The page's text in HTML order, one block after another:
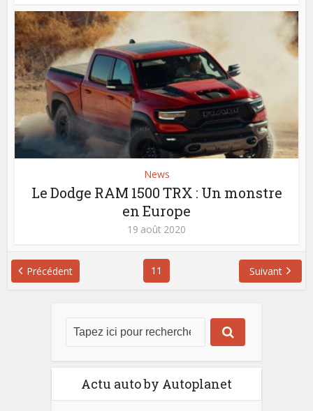
News
Le Dodge RAM 1500 TRX : Un monstre
en Europe
19 août 2020
Précédent 11 Suivant
Actu auto by Autoplanet